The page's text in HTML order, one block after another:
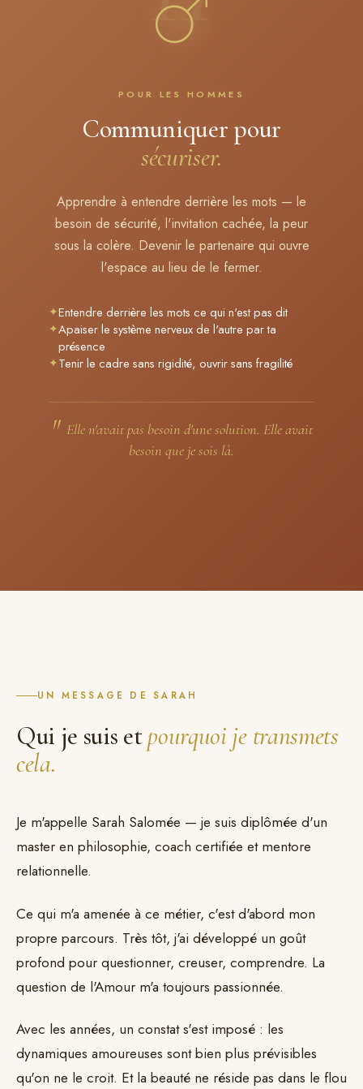
POUR LES HOMMES
Communiquer pour
sécuriser.
Apprendre à entendre derrière les mots — le
besoin de sécurité, l'invitation cachée, la peur
sous la colère. Devenir le partenaire qui ouvre
l'espace au lieu de le fermer.
✦Entendre derrière les mots ce qui n'est pas dit
✦Apaiser le système nerveux de l'autre par ta
présence
✦Tenir le cadre sans rigidité, ouvrir sans fragilité
" Elle n'avait pas besoin d'une solution. Elle avait
besoin que je sois là.
UN MESSAGE DE SARAH
Qui je suis etpourquoi je transmets
cela.
Je m'appelle Sarah Salomée — je suis diplômée d'un
master en philosophie, coach certifiée et mentore
relationnelle.
Ce qui m'a amenée à ce métier, c'est d'abord mon
propre parcours. Très tôt, j'ai développé un goût
profond pour questionner, creuser, comprendre. La
question de l'Amour m'a toujours passionnée.
Avec les années, un constat s'est imposé : les
dynamiques amoureuses sont bien plus prévisibles
qu'on ne le croit. Et la beauté ne réside pas dans le flou